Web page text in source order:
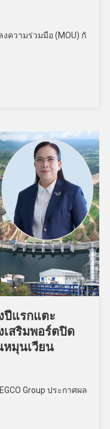
ความร่วมมือ (MOU) กั
ปีแรกแตะ
เสริมพอร์ตปิด
หมุนเวียน
Group ประกาศผล